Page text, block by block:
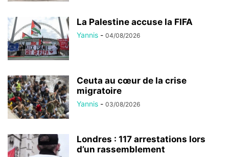
La Palestine accuse la FIFA
Yannis - 04/08/2026
Ceuta au cœur de la crise
migratoire
Yannis - 03/08/2026
Londres : 117 arrestations lors
d’un rassemblement